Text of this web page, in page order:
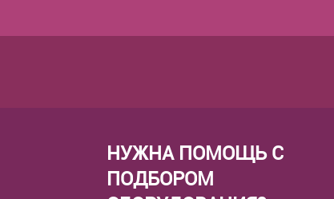
НУЖНА ПОМОЩЬ С
ПОДБОРОМ